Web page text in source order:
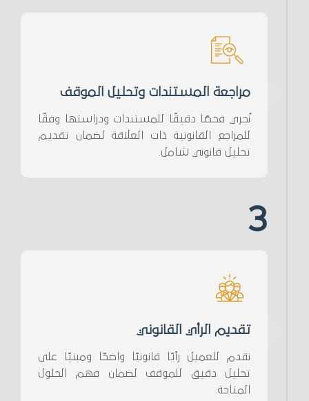
مراجعة المستندات وتحليل الموقف
نُجري فحصًا دقيقًا للمستندات ودراستها وفقًا
للمراجع القانونية ذات العلاقة لضمان تقديم
تحليل قانوني شامل.
تقديم الرأي القانوني
نقدم للعميل رأيًا قانونيًا واضحًا ومبنيًا على
تحليل دقيق للموقف لضمان فهم الحلول
المتاحة.
3